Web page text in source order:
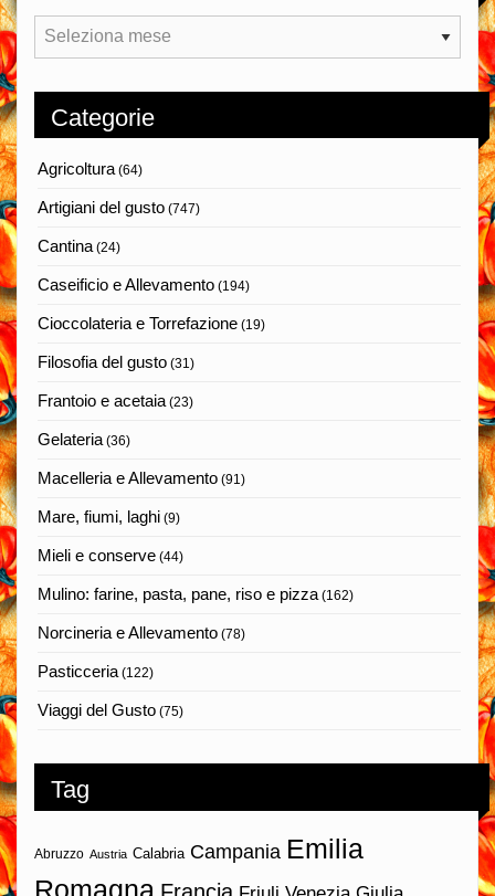
Archivi
Categorie
Agricoltura(64)
Artigiani del gusto (747)
Cantina(24)
Caseificio e Allevamento (194)
Cioccolateria e Torrefazione (19)
Filosofia del gusto (31)
Frantoio e acetaia(23)
Gelateria(36)
Macelleria e Allevamento (91)
Mare, fiumi, laghi (9)
Mieli e conserve (44)
Mulino: farine, pasta, pane, riso e pizza(162)
Norcineria e Allevamento (78)
Pasticceria(122)
Viaggi del Gusto (75)
Tag
Abruzzo Austria Calabria Campania Emilia
Romagna